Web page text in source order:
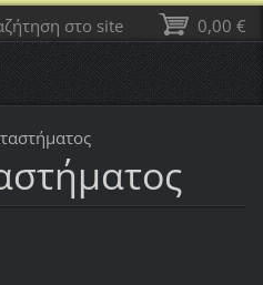
0,00 €
στο site